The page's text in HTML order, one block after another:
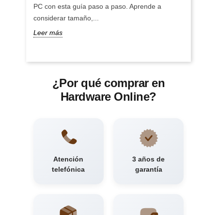
PC con esta guía paso a paso. Aprende a
considerar tamaño,...
Leer más
¿Por qué comprar en
Hardware Online?
Atención
telefónica
3 años de
garantía